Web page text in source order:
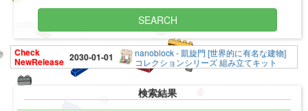
SEARCH
Check
NewRelease 2030-01-01
nanoblock - 凱旋門 [世界的に有名な建物]
コレクションシリーズ 組み立てキット
検索結果